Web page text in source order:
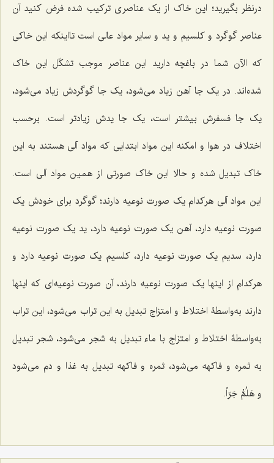
درنظر بگیرید؛ این خاک از یک عناصری ترکیب شده فرض کنید آن
عناصر گوگرد و کلسیم و ید و سایر مواد عالی است تااینکه این خاکی
که الآن شما در باغچه دارید این عناصر موجب تشکّل این خاک
شده‌اند. در یک جا آهن زیاد می‌شود، یک جا گوگردش زیاد می‌شود،
یک جا فسفرش بیشتر است، یک جا یدش زیادتر است. برحسب
اختلاف در هوا و امکنه این مواد ابتدایی که مواد آلی هستند به این
خاک تبدیل شده و حالا این خاک صورتی از همین مواد آلی است.
این مواد آلی هرکدام یک صورت نوعیه دارند؛ گوگرد برای خودش یک
صورت نوعیه دارد، آهن یک صورت نوعیه دارد، ید یک صورت نوعیه
دارد، سدیم یک صورت نوعیه دارد، کلسیم یک صورت نوعیه دارد و
هرکدام از اینها یک صورت نوعیه دارند، آن صورت نوعیه‌ای که اینها
دارند به‌واسطۀ اختلاط و امتزاج تبدیل به این تراب می‌شود، این تراب
به‌واسطۀ اختلاط و امتزاج با ماء تبدیل به شجر می‌شود، شجر تبدیل
به ثمره و فاکهه می‌شود، ثمره و فاکهه تبدیل به غذا و دم می‌شود
و هَلُمُّ‌ جَرّاً.